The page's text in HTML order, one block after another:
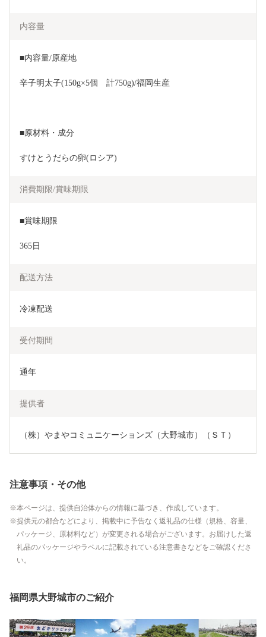
内容量
■内容量/原産地
辛子明太子(150g×5個　計750g)/福岡生産
■原材料・成分
すけとうだらの卵(ロシア)
消費期限/賞味期限
■賞味期限
365日
配送方法
冷凍配送
受付期間
通年
提供者
（株）やまやコミュニケーションズ（大野城市）（ＳＴ）
注意事項・その他
本ページは、提供自治体からの情報に基づき、作成しています。
提供元の都合などにより、掲載中に予告なく返礼品の仕様（規格、容量、
パッケージ、原材料など）が変更される場合がございます。お届けした返
礼品のパッケージやラベルに記載されている注意書きなどをご確認くださ
い。
福岡県大野城市のご紹介